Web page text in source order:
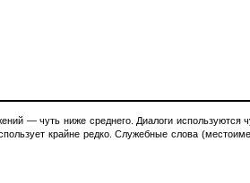
— чуть ниже среднего. Диалоги используются
крайне редко. Служебные слова